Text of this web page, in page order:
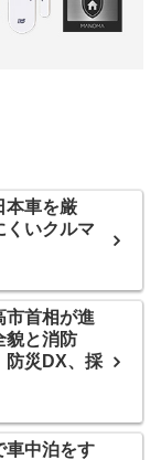
本車を厳
くいクルマ
市首相が進
貌と消防
防災DX、採
車中泊をす